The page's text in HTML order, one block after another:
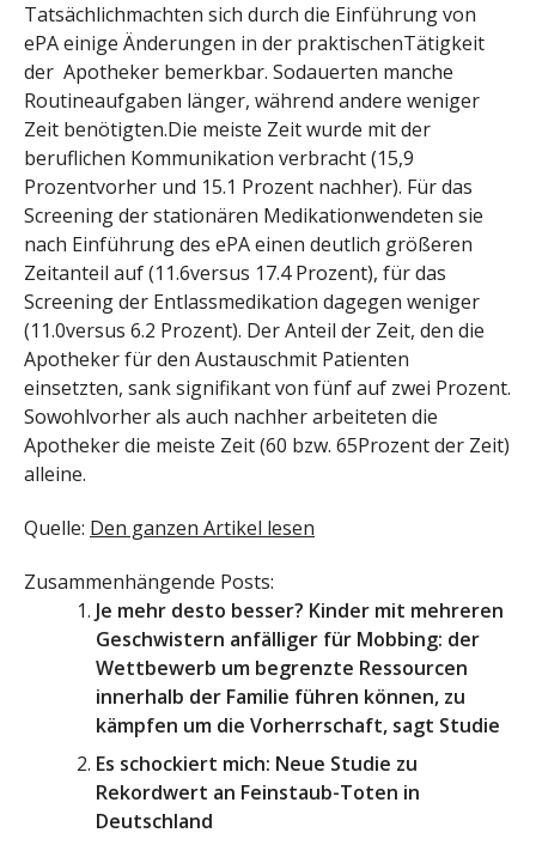
Tatsächlichmachten sich durch die Einführung von
ePA einige Änderungen in der praktischenTätigkeit
der Apotheker bemerkbar. Sodauerten manche
Routineaufgaben länger, während andere weniger
Zeit benötigten.Die meiste Zeit wurde mit der
beruflichen Kommunikation verbracht (15,9
Prozentvorher und 15.1 Prozent nachher). Für das
Screening der stationären Medikationwendeten sie
nach Einführung des ePA einen deutlich größeren
Zeitanteil auf (11.6versus 17.4 Prozent), für das
Screening der Entlassmedikation dagegen weniger
(11.0versus 6.2 Prozent). Der Anteil der Zeit, den die
Apotheker für den Austauschmit Patienten
einsetzten, sank signifikant von fünf auf zwei Prozent.
Sowohlvorher als auch nachher arbeiteten die
Apotheker die meiste Zeit (60 bzw. 65Prozent der Zeit)
alleine.
Quelle: Den ganzen Artikel lesen
Zusammenhängende Posts:
Je mehr desto besser? Kinder mit mehreren
Geschwistern anfälliger für Mobbing: der
Wettbewerb um begrenzte Ressourcen
innerhalb der Familie führen können, zu
kämpfen um die Vorherrschaft, sagt Studie
Es schockiert mich: Neue Studie zu
Rekordwert an Feinstaub-Toten in
Deutschland